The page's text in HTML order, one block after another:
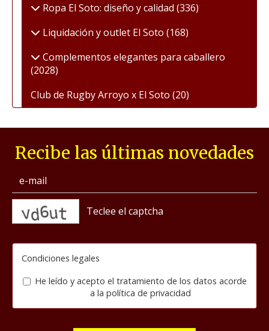
Ropa El Soto: diseño y calidad (336)
Liquidación y outlet El Soto (168)
Complementos elegantes para caballero
(2028)
Club de Rugby Arroyo x El Soto (20)
Recibe las últimas novedades
Condiciones legales
He leído y acepto el tratamiento de los datos acorde
a la política de privacidad